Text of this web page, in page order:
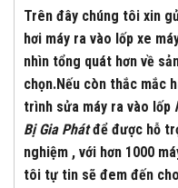
Trên đây chúng tôi xin
hơi máy ra vào lốp xe
nhìn tổng quát hơn về
chọn.Nếu còn thắc mắc
trình sửa máy ra vào lốp
Bị Gia Phátđể được hỗ
nghiệm , với hơn 1000
tôi tự tin sẽ đem đến